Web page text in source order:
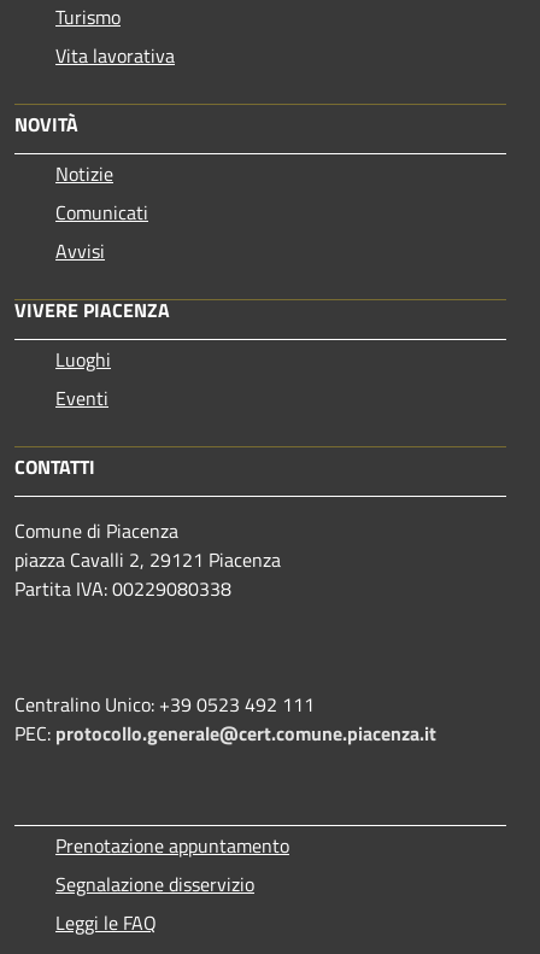
Turismo
Vita lavorativa
NOVITÀ
Notizie
Comunicati
Avvisi
VIVERE PIACENZA
Luoghi
Eventi
CONTATTI
Comune di Piacenza
piazza Cavalli 2, 29121 Piacenza
Partita IVA: 00229080338
Centralino Unico: +39 0523 492 111
PEC: protocollo.generale@cert.comune.piacenza.it
Prenotazione appuntamento
Segnalazione disservizio
Leggi le FAQ